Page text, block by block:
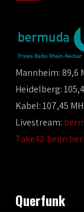
Mannheim: 89,6
Heidelberg:
Kabel: 107,45
Livestream:
Take42 beim
Querfunk